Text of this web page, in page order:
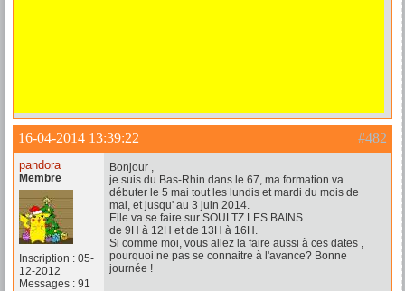
#482
16-04-2014 13:39:22
pandora
Membre
Inscription : 05-
12-2012
Messages : 91
Bonjour ,
je suis du Bas-Rhin dans le 67, ma formation va
débuter le 5 mai tout les lundis et mardi du mois de
mai, et jusqu' au 3 juin 2014.
Elle va se faire sur SOULTZ LES BAINS.
de 9H à 12H et de 13H à 16H.
Si comme moi, vous allez la faire aussi à ces dates ,
pourquoi ne pas se connaitre à l'avance? Bonne
journée !